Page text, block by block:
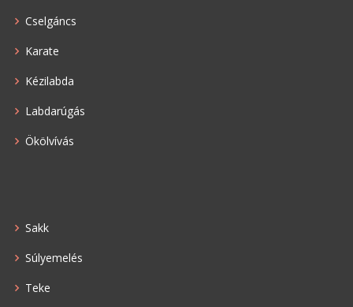
Cselgáncs
Karate
Kézilabda
Labdarúgás
Ökölvívás
Sakk
Súlyemelés
Teke